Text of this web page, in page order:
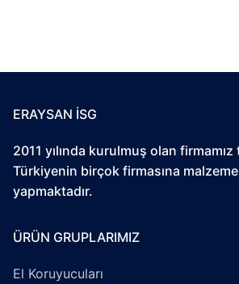
ERAYSAN İSG
2011 yılında kurulmuş olan
Türkiyenin birçok firmasına
yapmaktadır.
ÜRÜN GRUPLARIMIZ
El Koruyucuları